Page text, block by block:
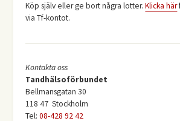
Köp själv eller ge bort några lotter.Klicka här
via Tf-kontot.
Kontakta oss
Tandhälsoförbundet
Bellmansgatan 30
118 47 Stockholm
Tel:08-428 92 42